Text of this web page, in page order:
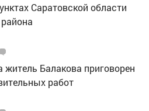
Саратовской области
Балакова приговорен
работ